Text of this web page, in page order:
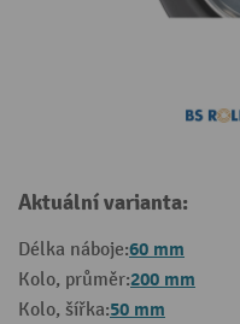
Aktuální varianta:
Délka náboje:60 mm
Kolo, průměr:200 mm
Kolo, šířka:50 mm